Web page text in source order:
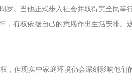
岁。当他正式步入社会并取得完全民事
有权依据自己的意愿作出生活安排。
，但现实中家庭环境仍会深刻影响他